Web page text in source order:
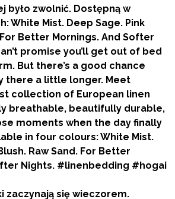
zaczynają się wieczorem.